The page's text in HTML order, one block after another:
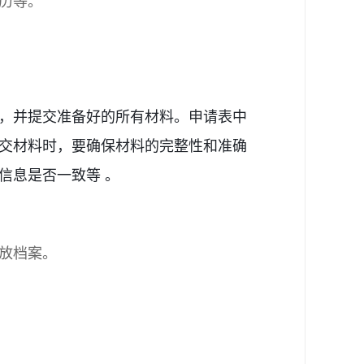
并提交准备好的所有材料。申请表中
材料时，要确保材料的完整性和准确
息是否一致等 。
档案。